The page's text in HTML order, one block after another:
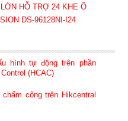
HỖ TRỢ 24 KHE Ổ
DS-96128NI-I24
hình tự động trên phần
(HCAC)
công trên Hikcentral